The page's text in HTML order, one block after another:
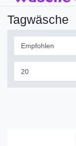
Tagwäsche